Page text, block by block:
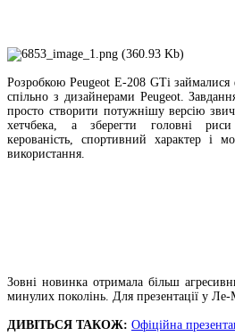
Розробкою Peugeot E-208 GTi займалися
спільно з дизайнерами Peugeot.
просто створити потужнішу версію
хетчбека, а зберегти головні
керованість, спортивний характер і
використання.
Зовні новинка отримала більш
минулих поколінь. Для презентації у
ДИВІТЬСЯ ТАКОЖ: Офіційна